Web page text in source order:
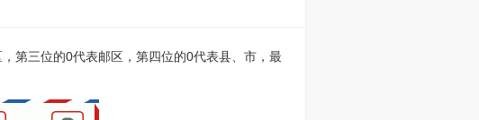
第三位的0代表邮区，第四位的0代表县、市，最